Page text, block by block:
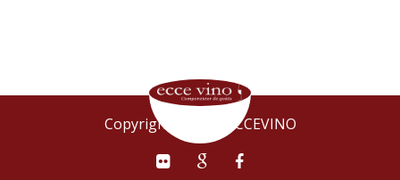
Copyright © 2015 ECCEVINO